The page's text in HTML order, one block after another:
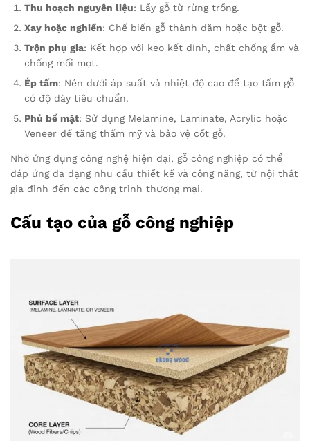
Thu hoạch nguyên liệu: Lấy gỗ từ rừng trồng.
Xay hoặc nghiền: Chế biến gỗ thành dăm hoặc bột gỗ.
Trộn phụ gia: Kết hợp với keo kết dính, chất chống ẩm và
chống mối mọt.
Ép tấm: Nén dưới áp suất và nhiệt độ cao để tạo tấm gỗ
có độ dày tiêu chuẩn.
Phủ bề mặt: Sử dụng Melamine, Laminate, Acrylic hoặc
Veneer để tăng thẩm mỹ và bảo vệ cốt gỗ.
Nhờ ứng dụng công nghệ hiện đại, gỗ công nghiệp có thể
đáp ứng đa dạng nhu cầu thiết kế và công năng, từ nội thất
gia đình đến các công trình thương mại.
Cấu tạo của gỗ công nghiệp